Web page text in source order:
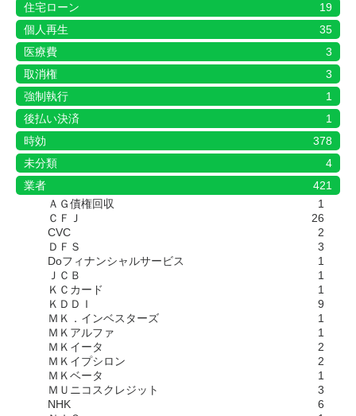
住宅ローン
19
個人再生
35
医療費
3
取消権
3
強制執行
1
後払い決済
1
時効
378
未分類
4
業者
421
ＡＧ債権回収
1
ＣＦＪ
26
CVC
2
ＤＦＳ
3
Doフィナンシャルサービス
1
ＪＣＢ
1
ＫＣカード
1
ＫＤＤＩ
9
ＭＫ．インベスターズ
1
ＭＫアルファ
1
ＭＫイータ
2
ＭＫイプシロン
2
ＭＫベータ
1
ＭＵニコスクレジット
3
NHK
6